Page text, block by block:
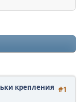
#1
крепления